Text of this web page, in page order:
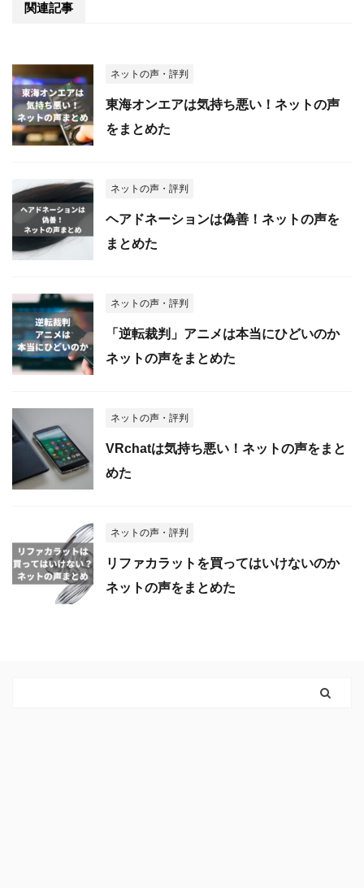
関連記事
ネットの声・評判
東海オンエアは気持ち悪い！ネットの声
をまとめた
ネットの声・評判
ヘアドネーションは偽善！ネットの声を
まとめた
ネットの声・評判
「逆転裁判」アニメは本当にひどいのか
ネットの声をまとめた
ネットの声・評判
VRchatは気持ち悪い！ネットの声をまと
めた
ネットの声・評判
リファカラットを買ってはいけないのか
ネットの声をまとめた